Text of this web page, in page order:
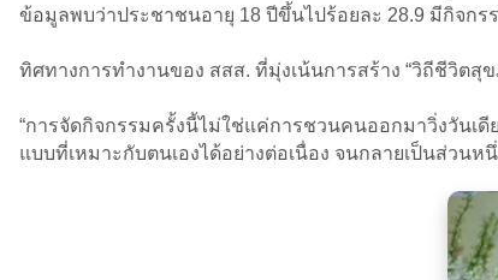
ข้อมูลพบว่าประชาชนอายุ 18 ปีขึ้นไปร้อยละ 28.9 มีกิจ
ทิศทางการทำงานของ สสส. ที่มุ่งเน้นการสร้าง “วิถีชีวิต
“การจัดกิจกรรมครั้งนี้ไม่ใช่แค่การชวนคนออกมาวิ่งวันเดี
แบบที่เหมาะกับตนเองได้อย่างต่อเนื่อง จนกลายเป็นส่วนห